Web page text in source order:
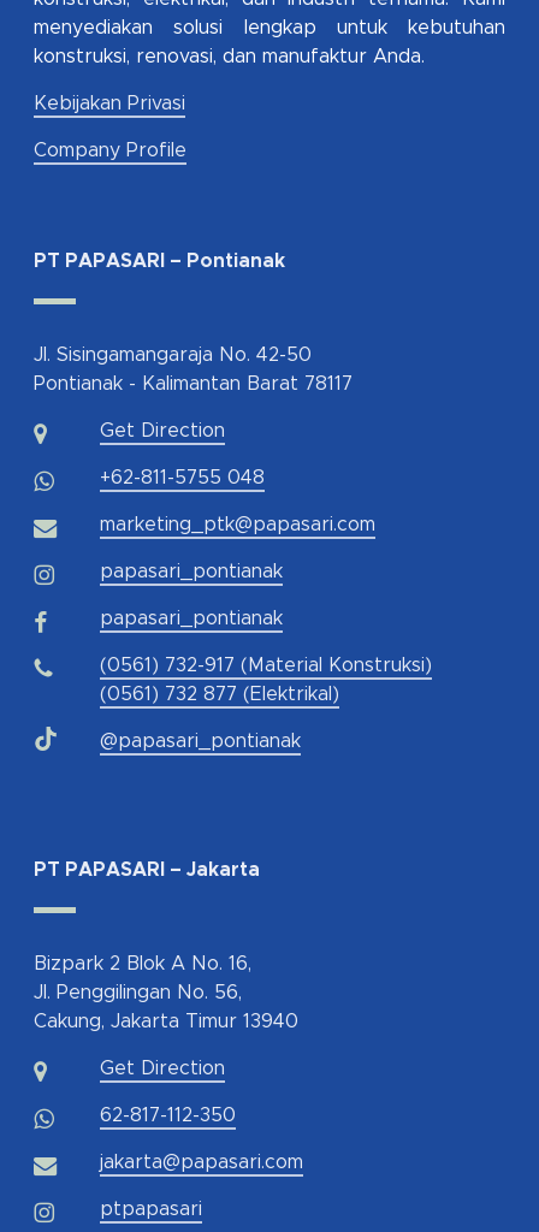
menyediakan solusi lengkap untuk kebutuhan
konstruksi, renovasi, dan manufaktur Anda.
Kebijakan Privasi
Company Profile
PT PAPASARI – Pontianak
Jl. Sisingamangaraja No. 42-50
Pontianak - Kalimantan Barat 78117
Get Direction
+62-811-5755 048
marketing_ptk@papasari.com
papasari_pontianak
papasari_pontianak
(0561) 732-917 (Material Konstruksi)
(0561) 732 877 (Elektrikal)
@papasari_pontianak
PT PAPASARI – Jakarta
Bizpark 2 Blok A No. 16,
Jl. Penggilingan No. 56,
Cakung, Jakarta Timur 13940
Get Direction
62-817-112-350
jakarta@papasari.com
ptpapasari